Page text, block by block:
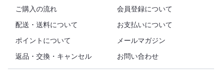
ご購入の流れ
会員登録について
配送・送料について
お支払いについて
ポイントについて
メールマガジン
返品・交換・キャンセル
お問い合わせ